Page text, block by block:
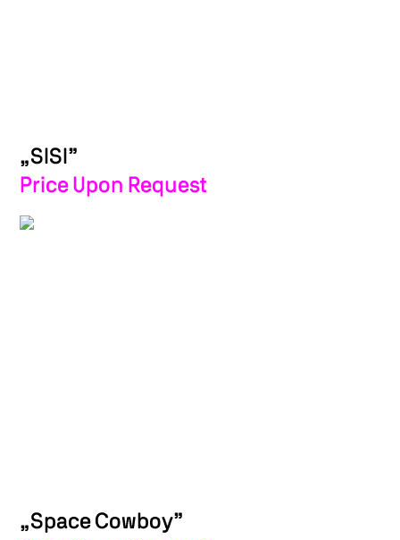
„SISI”
Price Upon Request
„Space Cowboy”